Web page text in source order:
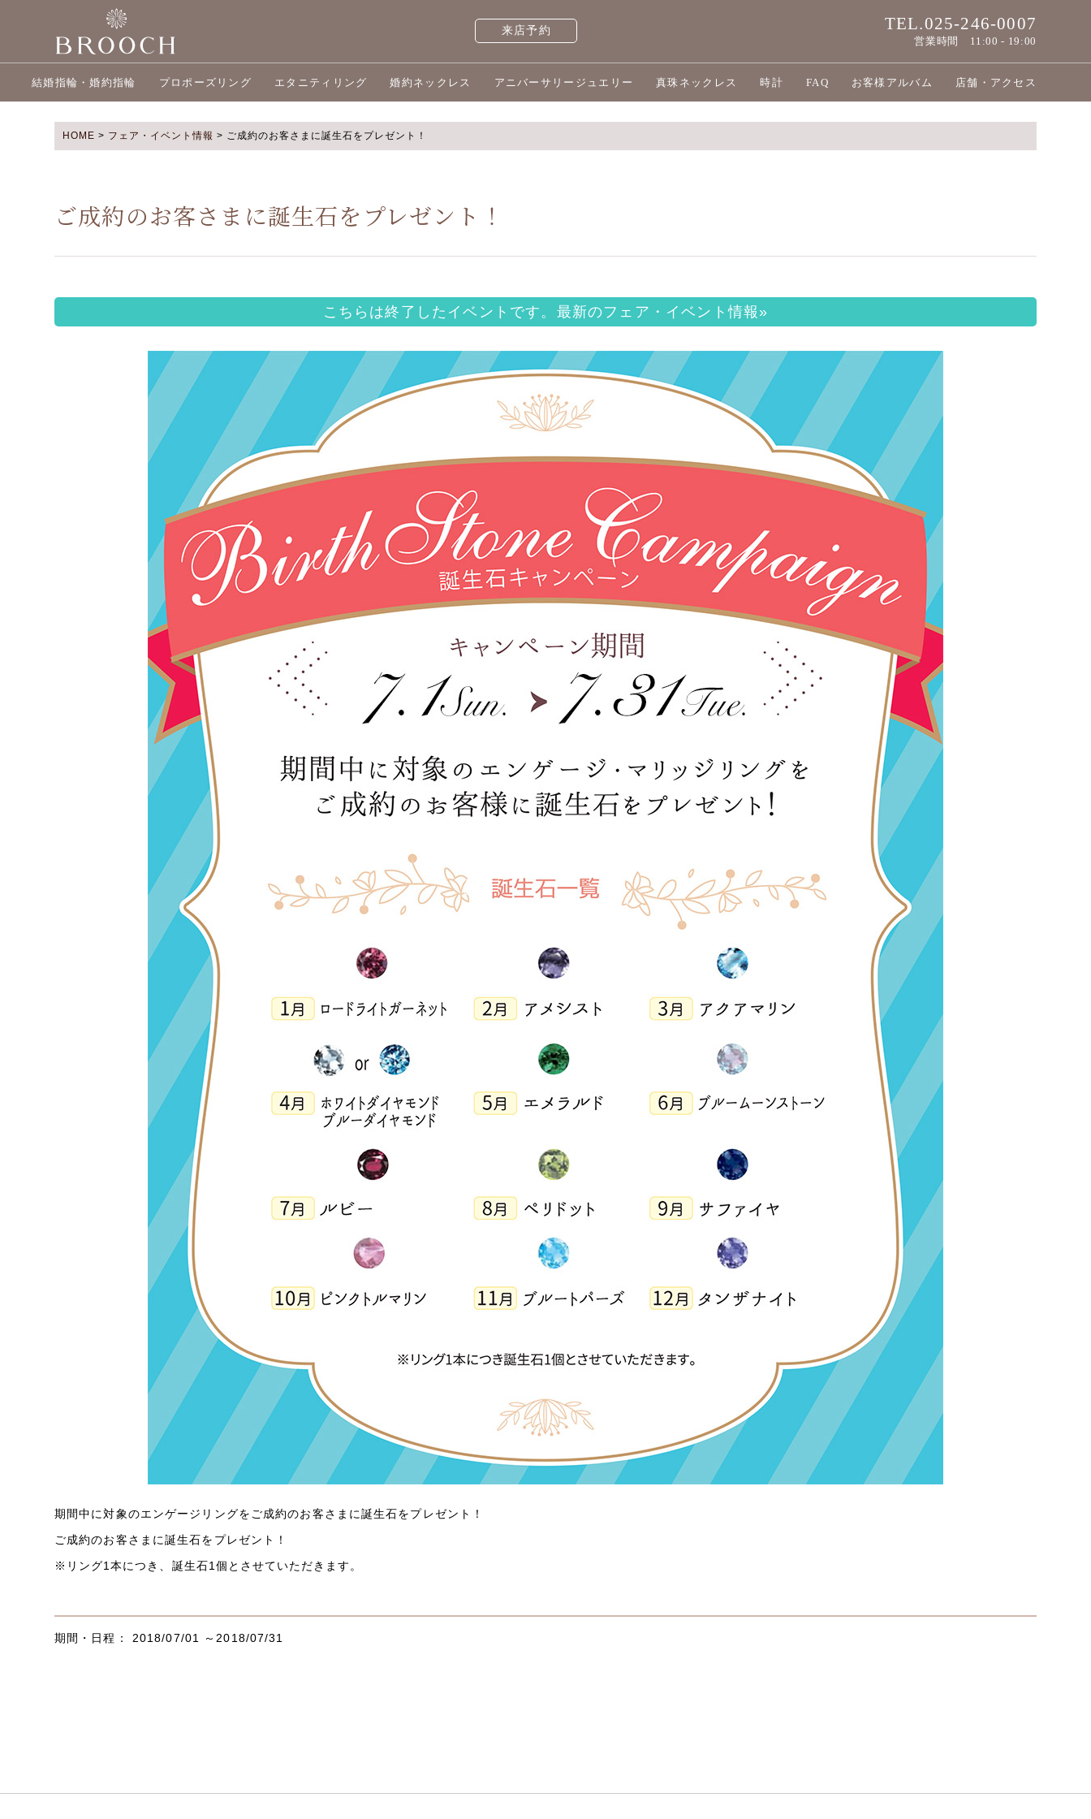
来店予約 TEL.025-246-0007
営業時間 11:00 - 19:00
結婚指輪・婚約指輪 プロポーズリング エタニティリング 婚約ネックレス アニバーサリージュエリー 真珠ネックレス 時計 FAQ お客様アルバム 店舗・アクセス
HOME > フェア・イベント情報 > ご成約のお客さまに誕生石をプレゼント！
ご成約のお客さまに誕生石をプレゼント！
こちらは終了したイベントです。 最新のフェア・イベント情報»
期間中に対象のエンゲージリングをご成約のお客さまに誕生石をプレゼント！
ご成約のお客さまに誕生石をプレゼント！
※リング1本につき、誕生石1個とさせていただきます。
期間・日程： 2018/07/01 ～2018/07/31